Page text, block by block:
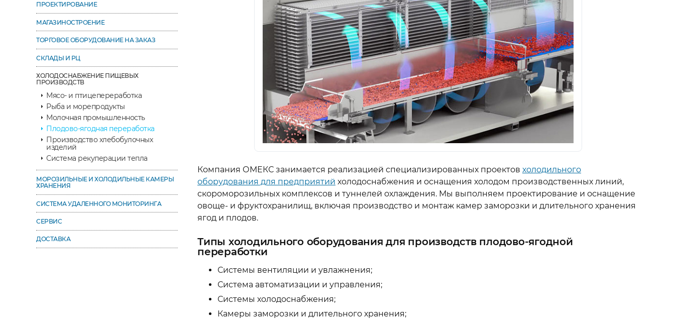
ПРОЕКТИРОВАНИЕ
МАГАЗИНОСТРОЕНИЕ
ТОРГОВОЕ ОБОРУДОВАНИЕ НА ЗАКАЗ
СКЛАДЫ И РЦ
ХОЛОДОСНАБЖЕНИЕ ПИЩЕВЫХ
ПРОИЗВОДСТВ
Мясо- и птицепереработка
Рыба и морепродукты
Молочная промышленность
Плодово-ягодная переработка
Производство хлебобулочных
изделий
Система рекуперации тепла
МОРОЗИЛЬНЫЕ И ХОЛОДИЛЬНЫЕ КАМЕРЫ
ХРАНЕНИЯ
СИСТЕМА УДАЛЕННОГО МОНИТОРИНГA
СЕРВИС
ДОСТАВКА
Компания ОМЕКС занимается реализацией специализированных проектов холодильного
оборудования для предприятий холодоснабжения и оснащения холодом производственных линий,
скороморозильных комплексов и туннелей охлаждения. Мы выполняем проектирование и оснащение
овоще- и фруктохранилищ, включая производство и монтаж камер заморозки и длительного хранения
ягод и плодов.
Типы холодильного оборудования для производств плодово-ягодной
переработки
Системы вентиляции и увлажнения;
Система автоматизации и управления;
Системы холодоснабжения;
Камеры заморозки и длительного хранения;